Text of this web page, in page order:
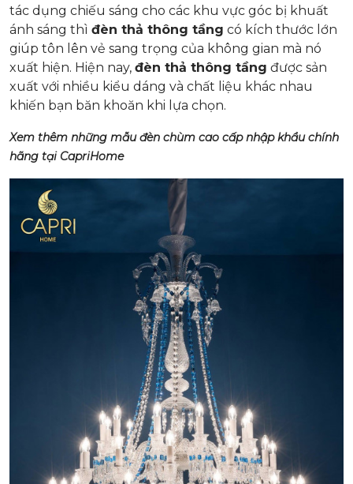
tác dụng chiếu sáng cho các khu vực góc bị khuất
ánh sáng thì đèn thả thông tầng có kích thước lớn
giúp tôn lên vẻ sang trọng của không gian mà nó
xuất hiện. Hiện nay, đèn thả thông tầng được sản
xuất với nhiều kiểu dáng và chất liệu khác nhau
khiến bạn băn khoăn khi lựa chọn.
Xem thêm những mẫu đèn chùm cao cấp nhập khẩu chính
hãng tại CapriHome